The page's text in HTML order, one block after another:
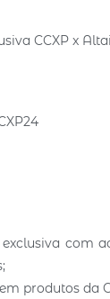
CCXP x Altai
com
produtos da